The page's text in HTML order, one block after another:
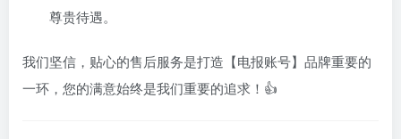
尊贵待遇。
我们坚信，贴心的售后服务是打造【电报账号】品牌重要的
一环，您的满意始终是我们重要的追求！👍